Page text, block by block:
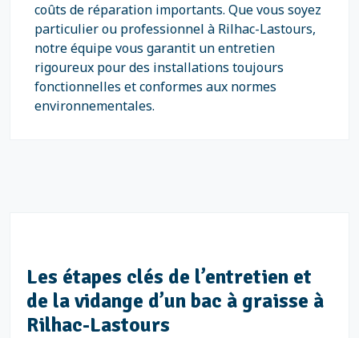
coûts de réparation importants. Que vous soyez
particulier ou professionnel à Rilhac-Lastours,
notre équipe vous garantit un entretien
rigoureux pour des installations toujours
fonctionnelles et conformes aux normes
environnementales.
Les étapes clés de l’entretien et
de la vidange d’un bac à graisse à
Rilhac-Lastours